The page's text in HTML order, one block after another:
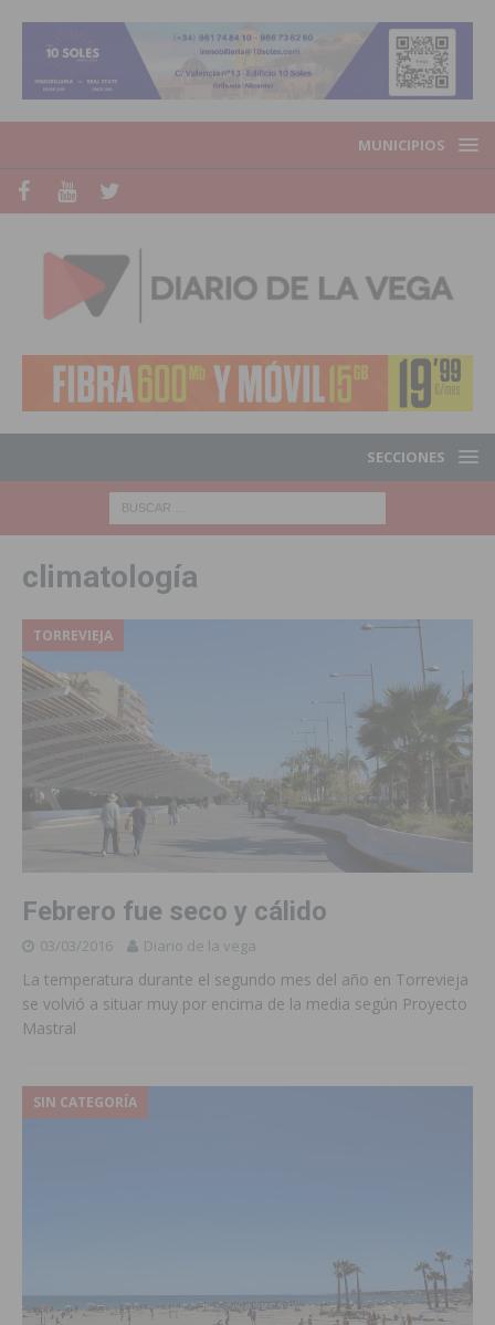
MUNICIPIOS
SECCIONES
climatología
TORREVIEJA
Febrero fue seco y cálido
03/03/2016 Diario de la vega
La temperatura durante el segundo mes del año en Torrevieja
se volvió a situar muy por encima de la media según Proyecto
Mastral
SIN CATEGORÍA